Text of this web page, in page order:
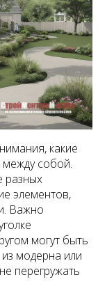
какие
между собой.
разных
элементов,
Важно
могут быть
модерна или
перегружать